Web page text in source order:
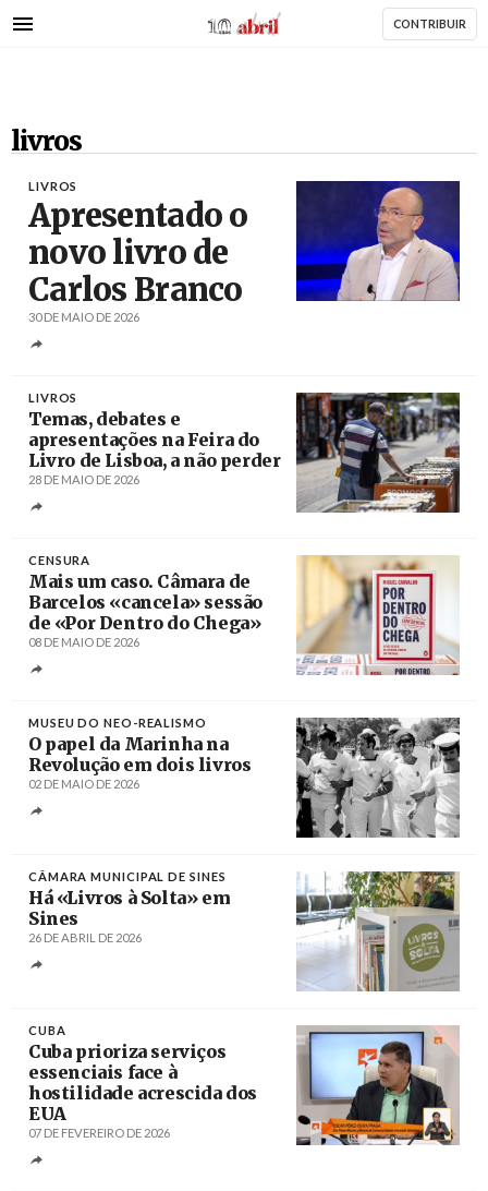
para
AbrilAbril CONTRIBUIR
livros
LIVROS
Apresentado o
novo livro de
Carlos Branco
30 DE MAIO DE 2026
LIVROS
Temas, debates e
apresentações na Feira do
Livro de Lisboa, a não perder
28 DE MAIO DE 2026
CENSURA
Mais um caso. Câmara de
Barcelos «cancela» sessão
de «Por Dentro do Chega»
08 DE MAIO DE 2026
MUSEU DO NEO-REALISMO
O papel da Marinha na
Revolução em dois livros
02 DE MAIO DE 2026
CÂMARA MUNICIPAL DE SINES
Há «Livros à Solta» em
Sines
26 DE ABRIL DE 2026
CUBA
Cuba prioriza serviços
essenciais face à
hostilidade acrescida dos
EUA
07 DE FEVEREIRO DE 2026